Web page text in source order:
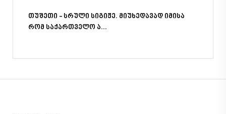
თუშეთი - სრული სიგიჟე. მიუხედავად იმისა
რომ საქართველო ა...